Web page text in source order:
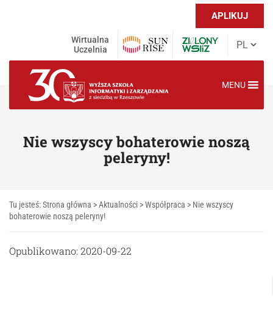
APLIKUJ
Wirtualna
Uczelnia
MENU
Nie wszyscy bohaterowie noszą
peleryny!
Tu jesteś:Strona główna >Aktualności >Współpraca > Nie wszyscy
bohaterowie noszą peleryny!
Opublikowano: 2020-09-22